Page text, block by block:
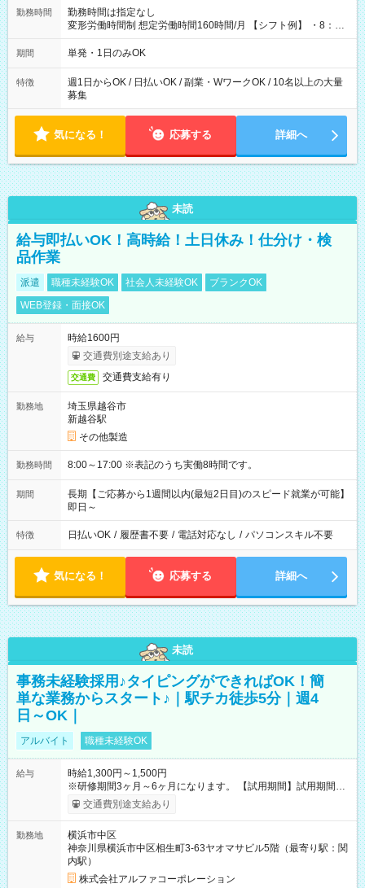
勤務時間
勤務時間は指定なし
変形労働時間制 想定労働時間160時間/月 【シフト例】 ・8：00
～21：00
期間 単発・1日のみOK
特徴
週1日からOK / 日払いOK / 副業・WワークOK / 10名以上の大量
募集
気になる！ 応募する 詳細へ
未読
給与即払いOK！高時給！土日休み！仕分け・検
品作業
派遣 職種未経験OK 社会人未経験OK
ブランクOK
WEB登録・面接OK
給与
時給1600円
交通費別途支給あり
交通費 交通費支給有り
勤務地
埼玉県越谷市
新越谷駅
その他製造
勤務時間 8:00～17:00 ※表記のうち実働8時間です。
期間
長期【ご応募から1週間以内(最短2日目)のスピード就業が可能】
即日～
特徴 日払いOK / 履歴書不要 / 電話対応なし / パソコンスキル不要
気になる！ 応募する 詳細へ
未読
事務未経験採用♪タイピングができればOK！簡
単な業務からスタート♪｜駅チカ徒歩5分｜週4
日～OK｜
アルバイト 職種未経験OK
給与
時給1,300円～1,500円
※研修期間3ヶ月～6ヶ月になります。 【試用期間】試用期間あ
り 試用期間の長さ：1ヶ月 雇用形態、給与は本採用時と同じで
す。
交通費別途支給あり
勤務地
横浜市中区
神奈川県横浜市中区相生町3-63ヤオマサビル5階（最寄り駅：関
内駅）
株式会社アルファコーポレーション